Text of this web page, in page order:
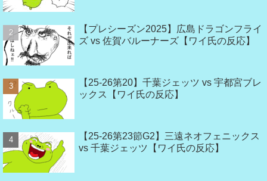
【プレシーズン2025】広島ドラゴンフライ
ズ vs 佐賀バルーナーズ【ワイ氏の反応】
【25-26第20】千葉ジェッツ vs 宇都宮ブレ
ックス【ワイ氏の反応】
【25-26第23節G2】三遠ネオフェニックス
vs 千葉ジェッツ【ワイ氏の反応】